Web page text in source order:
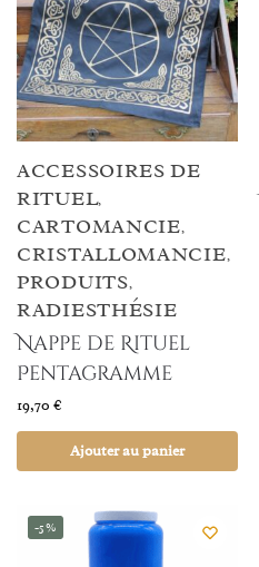
ACCESSOIRES DE
RITUEL,
CARTOMANCIE,
CRISTALLOMANCIE,
PRODUITS,
RADIESTHÉSIE
Nappe de Rituel
Pentagramme
19,70 €
Ajouter au panier
-5%